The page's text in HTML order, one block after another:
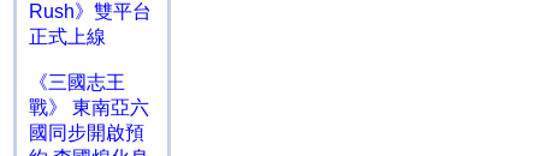
Rush》雙平台
正式上線
《三國志王
戰》 東南亞六
國同步開啟預